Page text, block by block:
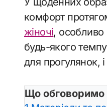
комфорт
жіночі, особливо
будь-якого
для прогулянок,
Що обговоримо